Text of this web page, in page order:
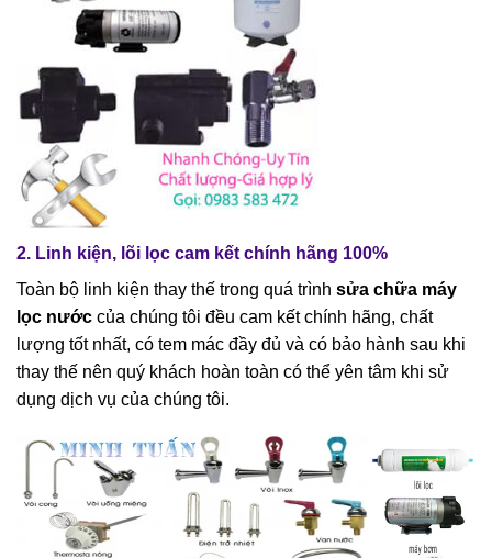
2. Linh kiện, lõi lọc cam kết chính hãng 100%
Toàn bộ linh kiện thay thế trong quá trình sửa chữa máy
lọc nước của chúng tôi đều cam kết chính hãng, chất
lượng tốt nhất, có tem mác đầy đủ và có bảo hành sau khi
thay thế nên quý khách hoàn toàn có thể yên tâm khi sử
dụng dịch vụ của chúng tôi.